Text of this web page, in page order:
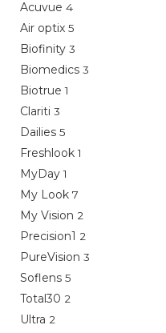
Acuvue 4
Air optix 5
Biofinity 3
Biomedics 3
Biotrue 1
Clariti 3
Dailies 5
Freshlook 1
MyDay 1
My Look 7
My Vision 2
Precision1 2
PureVision 3
Soflens 5
Total30 2
Ultra 2